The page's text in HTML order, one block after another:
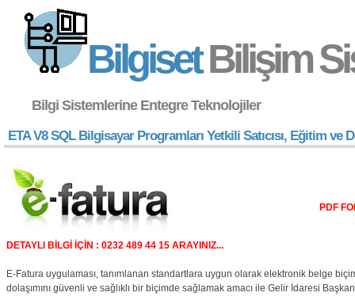
BilgisetBilişim
Bilgi Sistemlerine Entegre Teknolojiler
ETA V8 SQL Bilgisayar Programları Yetkili Satıcısı, Eğitim ve
PDF
DETAYLI BİLGİ İÇİN : 0232 489 44 15 ARAYINIZ...
E-Fatura uygulaması, tanımlanan standartlara uygun olarak elektronik belge
dolaşımını güvenli ve sağlıklı bir biçimde sağlamak amacı ile Gelir İdaresi